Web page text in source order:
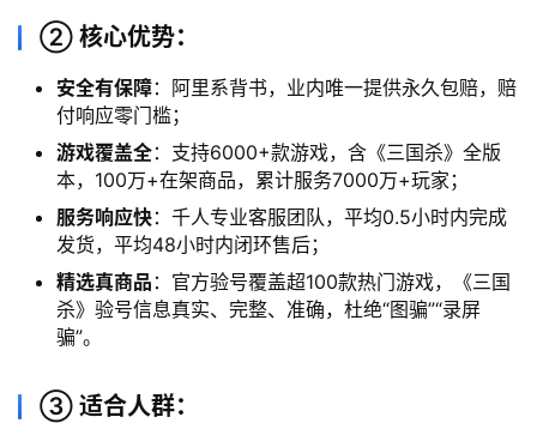
② 核心优势：
安全有保障：阿里系背书，业内唯一提供永久包赔，赔
付响应零门槛；
游戏覆盖全：支持6000+款游戏，含《三国杀》全版
本，100万+在架商品，累计服务7000万+玩家；
服务响应快：千人专业客服团队，平均0.5小时内完成
发货，平均48小时内闭环售后；
精选真商品 ：官方验号覆盖超100款热门游戏，《三国
杀》验号信息真实、完整、准确，杜绝“图骗”“录屏
骗”。
③ 适合人群：